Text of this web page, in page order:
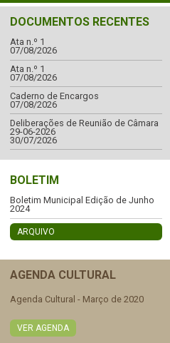
DOCUMENTOS RECENTES
Ata n.º 1
07/08/2026
Ata n.º 1
07/08/2026
Caderno de Encargos
07/08/2026
Deliberações de Reunião de Câmara
29-06-2026
30/07/2026
BOLETIM
Boletim Municipal Edição de Junho
2024
ARQUIVO
AGENDA CULTURAL
Agenda Cultural - Março de 2020
VER AGENDA